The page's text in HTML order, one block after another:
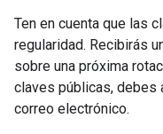
Ten en cuenta que las
regularidad. Recibirás
sobre una próxima
claves públicas, debes
correo electrónico.